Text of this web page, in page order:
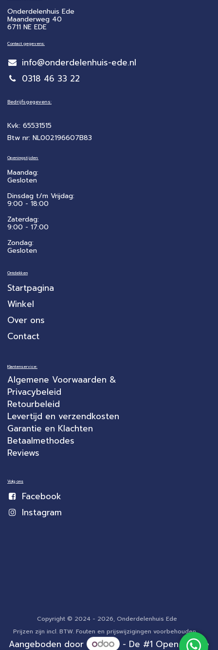
Onderdelenhuis Ede
Maanderweg 40
6711 NE EDE
Contact gegevens:
info@onderdelenhuis-ede.nl
0318 46 33 22
Bedrijfsgegevens:
Kvk: 65531515
Btw nr: NL002196607B83
Openingstijden:
Maandag:
Gesloten
Dinsdag t/m Vrijdag:
9:00 - 18:00
Zaterdag:
​9:00 - 17:00
Zondag:
Gesloten
Ontdekken
Startpagina
Winkel
Over ons
Contact
Klantenservice:
Algemene Voorwaarden &
Privacybeleid
Retourbeleid
Levertijd en verzendkosten
Garantie en Klachten
Betaalmethodes
Reviews
Volg ons
Facebook
Instagram
Copyright © 2024 - 2026, Onderdelenhuis Ede
Prijzen zijn incl. BTW. Fouten en prijswijzigingen voorbehouden.
Aangeboden door - De #1 Open source